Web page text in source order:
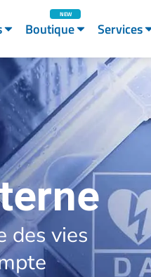
Boutique Services
des vies